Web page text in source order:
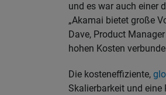
und es war auch einer
„Akamai bietet große
Dave, Product
hohen Kosten
Die kosteneffiziente,
Skalierbarkeit und eine